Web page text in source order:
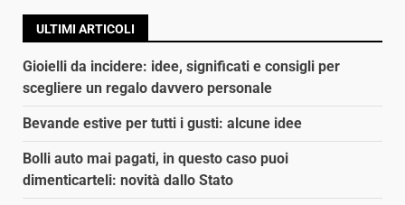
ULTIMI ARTICOLI
Gioielli da incidere: idee, significati e consigli per
scegliere un regalo davvero personale
Bevande estive per tutti i gusti: alcune idee
Bolli auto mai pagati, in questo caso puoi
dimenticarteli: novità dallo Stato